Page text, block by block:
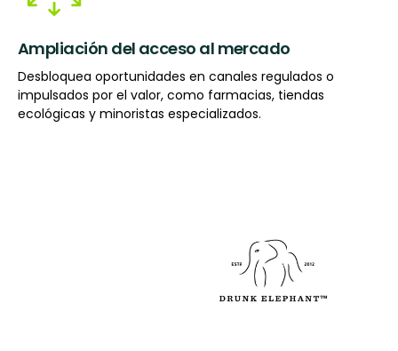
Ampliación del acceso al mercado
Desbloquea oportunidades en canales regulados o
impulsados por el valor, como farmacias, tiendas
ecológicas y minoristas especializados.